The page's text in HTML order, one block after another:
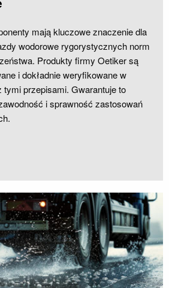
mają kluczowe znaczenie dla
wodorowe rygorystycznych norm
Produkty firmy Oetiker są
i dokładnie weryfikowane w
przepisami. Gwarantuje to
i sprawność zastosowań